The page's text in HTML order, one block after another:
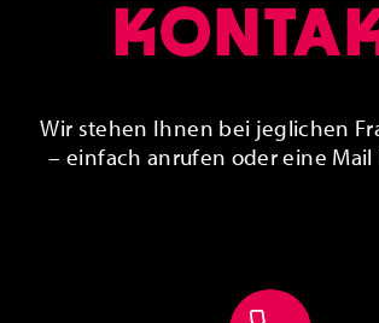
Wir stehen Ihnen bei jeglichen
– einfach anrufen oder eine